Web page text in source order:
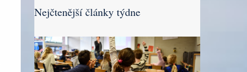
Nejčtenější články týdne